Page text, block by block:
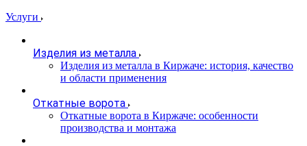
Услуги
Изделия из металла
Изделия из металла в Киржаче: история, качество
и области применения
Откатные ворота
Откатные ворота в Киржаче: особенности
производства и монтажа